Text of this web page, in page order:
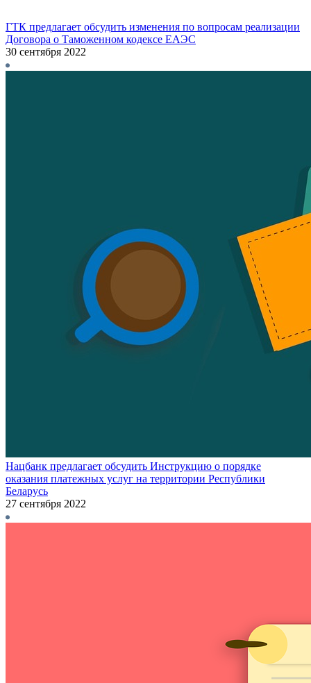
ГТК предлагает обсудить изменения по вопросам реализации
Договора о Таможенном кодексе ЕАЭС
30 сентября 2022
Нацбанк предлагает обсудить Инструкцию о порядке
оказания платежных услуг на территории Республики
Беларусь
27 сентября 2022